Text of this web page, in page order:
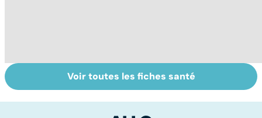
HPV : tout savoir
sur les
Gynéco : un suivi
pour la vie
Voir toutes les fiches santé